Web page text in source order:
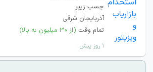
چسپ زیپر
آذربایجان شرقی
تمام وقت (از ۳۰ میلیون به بالا)
۱ روز پیش